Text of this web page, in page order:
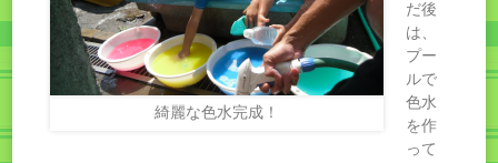
綺麗な色水完成！
だ後
は、
プー
ルで
色水
を作
って